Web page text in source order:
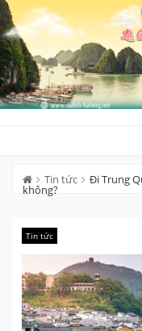
Skip
to
content
Tin tức Đi Trung
không?
Tin tức